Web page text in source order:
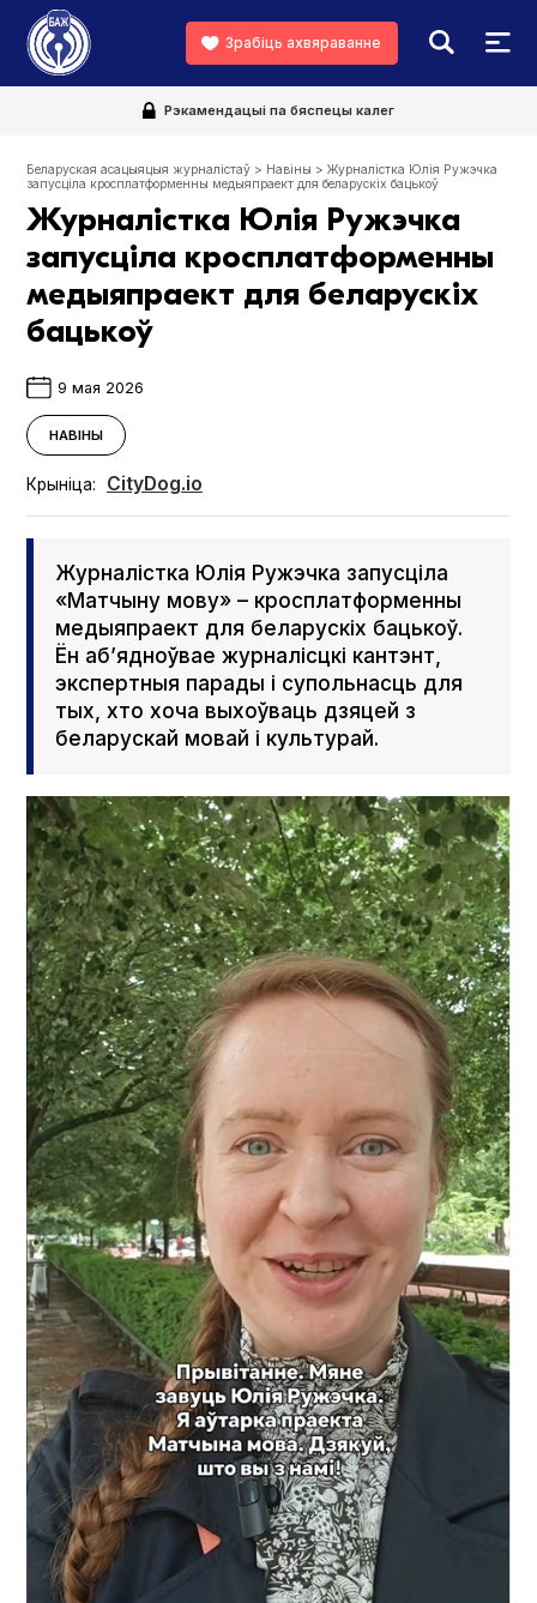
Зрабіць ахвяраванне
Рэкамендацыі па бяспецы калег
Беларуская асацыяцыя журналістаў > Навіны >Журналістка Юлія Ружэчка
запусціла кросплатформенны медыяпраект для беларускіх бацькоў
Журналістка Юлія Ружэчка
запусціла кросплатформенны
медыяпраект для беларускіх
бацькоў
9 мая 2026
НАВІНЫ
Крыніца: CityDog.io
Журналістка Юлія Ружэчка запусціла
«Матчыну мову» – кросплатформенны
медыяпраект для беларускіх бацькоў.
Ён аб’ядноўвае журналісцкі кантэнт,
экспертныя парады і супольнасць для
тых, хто хоча выхоўваць дзяцей з
беларускай мовай і культурай.